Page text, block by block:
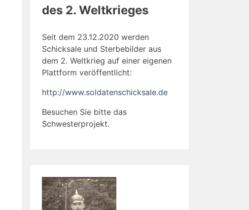
des 2. Weltkrieges
Seit dem 23.12.2020 werden
Schicksale und Sterbebilder aus
dem 2. Weltkrieg auf einer eigenen
Plattform veröffentlicht:
http://www.soldatenschicksale.de
Besuchen Sie bitte das
Schwesterprojekt.